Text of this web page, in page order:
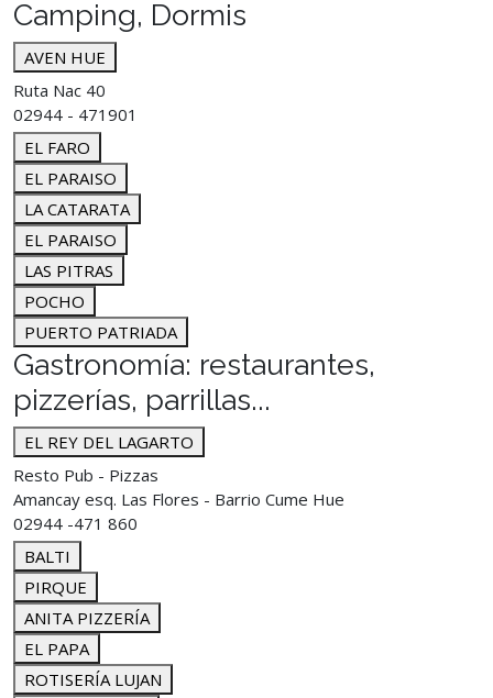
Camping, Dormis
AVEN HUE
Ruta Nac 40
02944 - 471901
EL FARO
EL PARAISO
LA CATARATA
EL PARAISO
LAS PITRAS
POCHO
PUERTO PATRIADA
Gastronomía: restaurantes,
pizzerías, parrillas...
EL REY DEL LAGARTO
Resto Pub - Pizzas
Amancay esq. Las Flores - Barrio Cume Hue
02944 -471 860
BALTI
PIRQUE
ANITA PIZZERÍA
EL PAPA
ROTISERÍA LUJAN